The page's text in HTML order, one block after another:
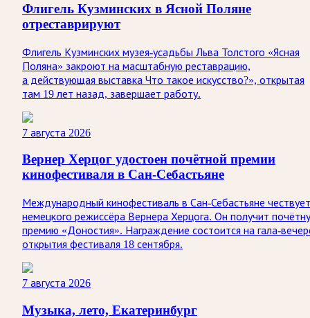
Флигель Кузминских в Ясной Поляне
отреставрируют
Флигель Кузминских музея-усадьбы Льва Толстого «Ясная
Поляна» закроют на масштабную реставрацию,
а действующая выставка Что такое искусство?», открытая
там 19 лет назад, завершает работу.
7 августа 2026
Вернер Херцог удостоен почётной премии
кинофестиваля в Сан-Себастьяне
Международный кинофестиваль в Сан-Себастьяне чествует
немецкого режиссёра Вернера Херцога. Он получит
премию «Доностия». Награждение состоится на гала-
открытия фестиваля 18 сентября.
7 августа 2026
Музыка, лето, Екатеринбург